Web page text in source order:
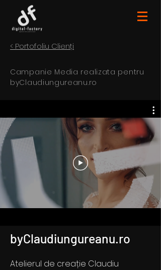
< Portofoliu Clienți
Campanie Media realizata pentru
byClaudiungureanu.ro
byClaudiungureanu.ro
Atelierul de creație Claudiu